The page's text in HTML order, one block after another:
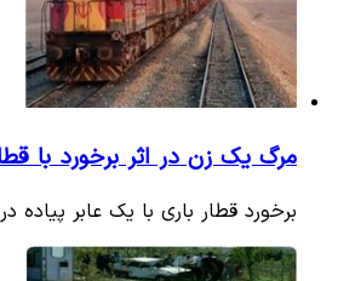
مرگ یک زن در اثر برخورد با
برخورد قطار باری با یک عابر